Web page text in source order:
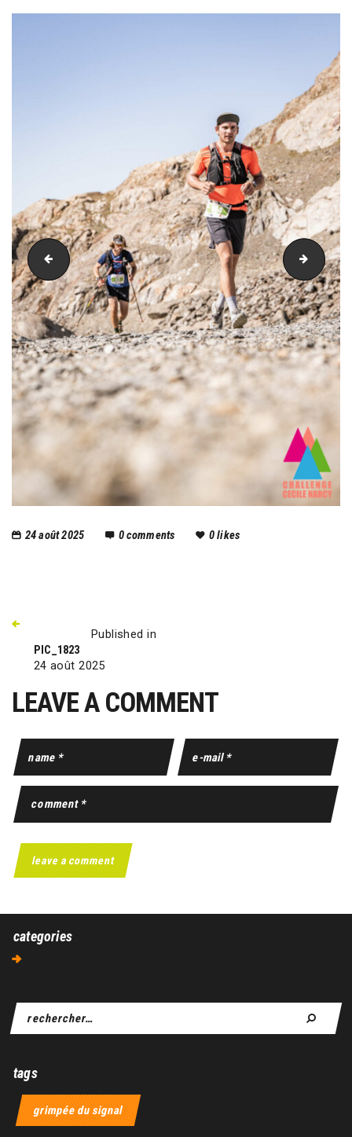
PIC_1806
24 août 2025 0comments 0likes
Published in
PIC_1823
24 août 2025
LEAVE A COMMENT
categories
tags
grimpée du signal